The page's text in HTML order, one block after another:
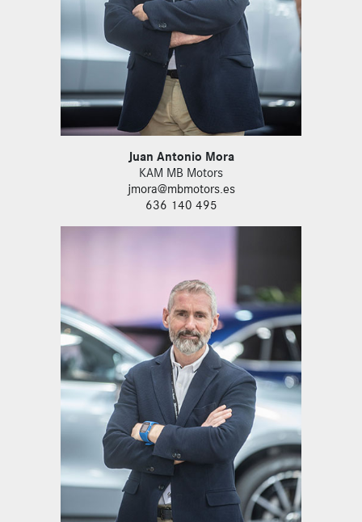
Juan Antonio Mora
KAM MB Motors
jmora@mbmotors.es
636 140 495